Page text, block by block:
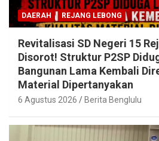
DAERAH REJANG LEBONG
Revitalisasi SD Negeri 15
Disorot! Struktur P2SP
Bangunan Lama Kembali
Material Dipertanyakan
6 Agustus 2026 Berita Benglulu